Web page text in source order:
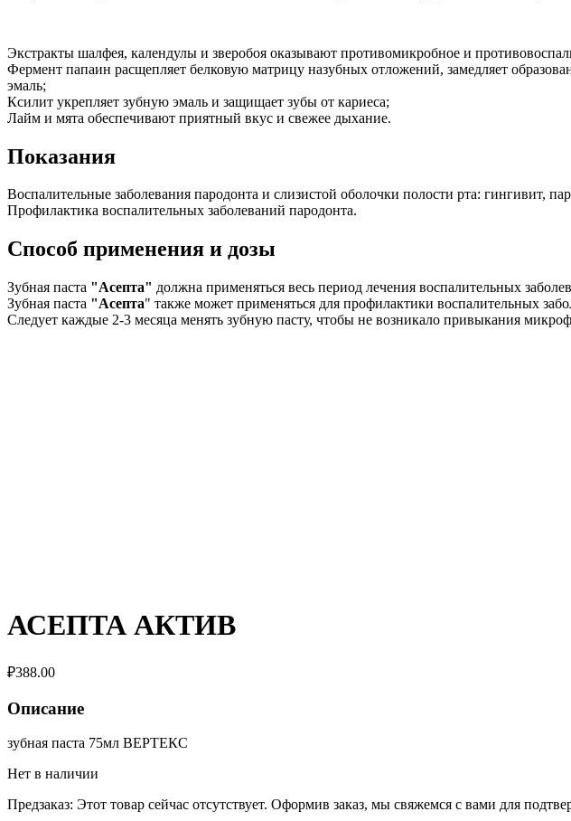
Экстракты шалфея, календулы и зверобоя оказывают противомикробное и
Фермент папаин расщепляет белковую матрицу назубных отложений, замедляет
эмаль;
Ксилит укрепляет зубную эмаль и защищает зубы от кариеса;
Лайм и мята обеспечивают приятный вкус и свежее дыхание.
Показания
Воспалительные заболевания пародонта и слизистой оболочки полости рта: гингивит,
Профилактика воспалительных заболеваний пародонта.
Способ применения и дозы
Зубная паста "Асепта" должна применяться весь период лечения воспалительных
Зубная паста "Асепта" также может применяться для профилактики воспалительных
Следует каждые 2-3 месяца менять зубную пасту, чтобы не возникало привыкания
АСЕПТА АКТИВ
₽388.00
Описание
зубная паста 75мл ВЕРТЕКС
Нет в наличии
Предзаказ: Этот товар сейчас отсутствует. Оформив заказ, мы свяжемся с вами для